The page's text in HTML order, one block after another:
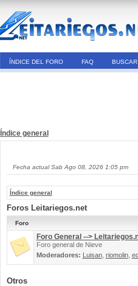
ÍNDICE DEL FORO FAQ BUSCAR
Índice general
Fecha actual Sab Ago 08, 2026 1:05 pm
Índice general
Foros Leitariegos.net
Foro
Foro General -->
Foro general de Nieve
Moderadores: Luisan, riomolin,
Otros